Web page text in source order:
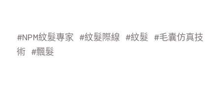
#NPM紋髮專家 #紋髮際線 #紋髮 #毛囊仿真技
術 #飄髮